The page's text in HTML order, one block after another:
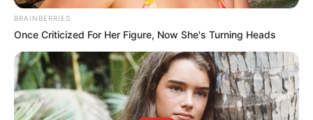
BRAINBERRIES
Once Criticized For Her Figure, Now She's Turning Heads